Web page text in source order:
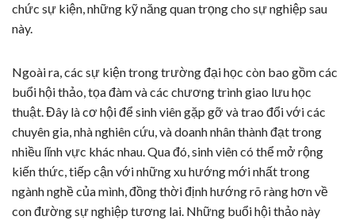
chức sự kiện, những kỹ năng quan trọng cho sự nghiệp sau
này.
Ngoài ra, các sự kiện trong trường đại học còn bao gồm các
buổi hội thảo, tọa đàm và các chương trình giao lưu học
thuật. Đây là cơ hội để sinh viên gặp gỡ và trao đổi với các
chuyên gia, nhà nghiên cứu, và doanh nhân thành đạt trong
nhiều lĩnh vực khác nhau. Qua đó, sinh viên có thể mở rộng
kiến thức, tiếp cận với những xu hướng mới nhất trong
ngành nghề của mình, đồng thời định hướng rõ ràng hơn về
con đường sự nghiệp tương lai. Những buổi hội thảo này